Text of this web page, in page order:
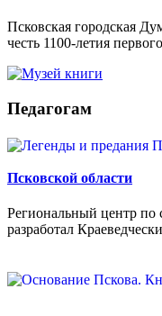
Псковская городская
честь 1100-летия
Педагогам
Псковской области
Региональный центр по
разработал